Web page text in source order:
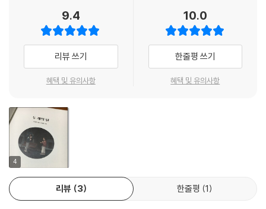
험과 도전이 다가오고 있는 것이다.
어느 비오는 오후, 혼자 집에 있던 수호는 이상한 일들을 겪는다. 창문이 트
르르 흔들리더니 뜬금없이 보고 있던 방송이 아닌 다른 방송이 흘러나와
고병원성 AI 바이러스가 발생했다는 속보를 전한다. 고개를 갸웃할 새도
도망쳐!” 도시에 사냥꾼이라니… 텔레비전에서는 곧 개봉을 앞둔 재난 영
화의 감독과 영화평론가 야니가 대담을 나누고 있다. 지구에서 발생하고
있는 각종 재난의 근본적인 원인이 어디에 있는지에 대해 제법 심각한 이
야기가 오가는 가운데 책상 서랍 구석에 아무렇게나 던져 놓은 고장 난 나
침반은 마치 수호에게 신호라도 보내는 듯 방향을 잡지 못한 채 제멋대로
흔들리고 있다.
9.4
리뷰 쓰기
혜택 및 유의사항
10.0
한줄평 쓰기
혜택 및 유의사항
4
리뷰 3 한줄평 1